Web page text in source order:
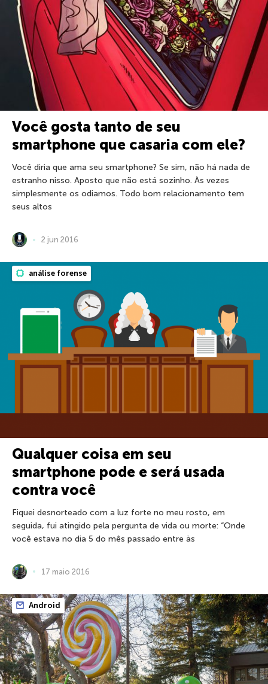
Você gosta tanto de seu
smartphone que casaria com ele?
Você diria que ama seu smartphone? Se sim, não há nada de
estranho nisso. Aposto que não está sozinho. Às vezes
simplesmente os odiamos. Todo bom relacionamento tem
seus altos
2 jun 2016
análise forense
Qualquer coisa em seu
smartphone pode e será usada
contra você
Fiquei desnorteado com a luz forte no meu rosto, em
seguida, fui atingido pela pergunta de vida ou morte: “Onde
você estava no dia 5 do mês passado entre às
17 maio 2016
Android